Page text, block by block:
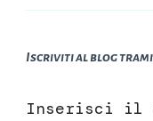
Iscriviti al blog
Inserisci il